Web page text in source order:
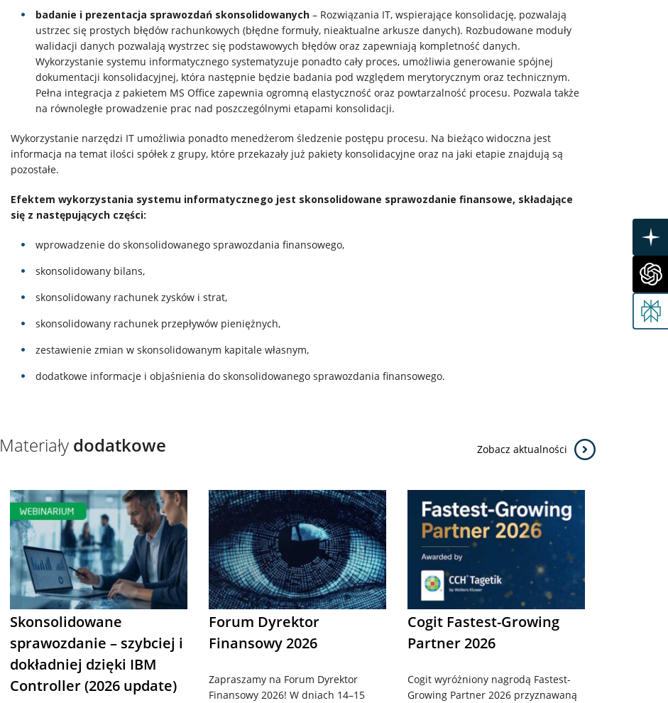
badanie i prezentacja sprawozdań skonsolidowanych– Rozwiązania IT, wspierające konsolidację, pozwalają
ustrzec się prostych błędów rachunkowych (błędne formuły, nieaktualne arkusze danych). Rozbudowane moduły
walidacji danych pozwalają wystrzec się podstawowych błędów oraz zapewniają kompletność danych.
Wykorzystanie systemu informatycznego systematyzuje ponadto cały proces, umożliwia generowanie spójnej
dokumentacji konsolidacyjnej, która następnie będzie badania pod względem merytorycznym oraz technicznym.
Pełna integracja z pakietem MS Office zapewnia ogromną elastyczność oraz powtarzalność procesu. Pozwala także
na równoległe prowadzenie prac nad poszczególnymi etapami konsolidacji.
Wykorzystanie narzędzi IT umożliwia ponadto menedżerom śledzenie postępu procesu. Na bieżąco widoczna jest
informacja na temat ilości spółek z grupy, które przekazały już pakiety konsolidacyjne oraz na jaki etapie znajdują są
pozostałe.
Efektem wykorzystania systemu informatycznego jest skonsolidowane sprawozdanie finansowe, składające
się z następujących części:
wprowadzenie do skonsolidowanego sprawozdania finansowego,
skonsolidowany bilans,
skonsolidowany rachunek zysków i strat,
skonsolidowany rachunek przepływów pieniężnych,
zestawienie zmian w skonsolidowanym kapitale własnym,
dodatkowe informacje i objaśnienia do skonsolidowanego sprawozdania finansowego.
Materiały dodatkowe Zobacz aktualności
Skonsolidowane
sprawozdanie – szybciej i
dokładniej dzięki IBM
Controller (2026 update)
Forum Dyrektor
Finansowy 2026
Zapraszamy na Forum Dyrektor
Finansowy 2026! W dniach 14–15
Cogit Fastest-Growing
Partner 2026
Cogit wyróżniony nagrodą Fastest-
Growing Partner 2026 przyznawaną